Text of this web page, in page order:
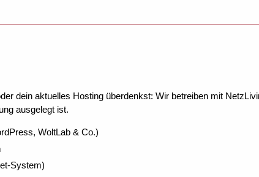
dein aktuelles Hosting überdenkst: Wir betreiben mit
ausgelegt ist.
WoltLab & Co.)
System)